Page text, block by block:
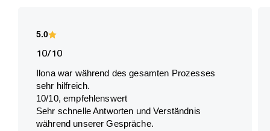
5.0
10/10
Ilona war während des gesamten Prozesses
sehr hilfreich.
10/10, empfehlenswert
Sehr schnelle Antworten und Verständnis
während unserer Gespräche.